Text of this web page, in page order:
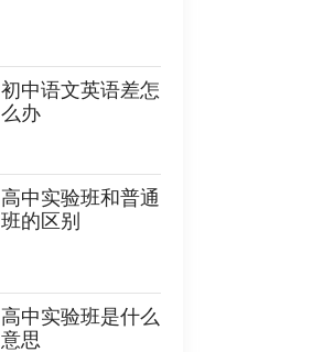
初中语文英语差怎
么办
高中实验班和普通
班的区别
高中实验班是什么
意思